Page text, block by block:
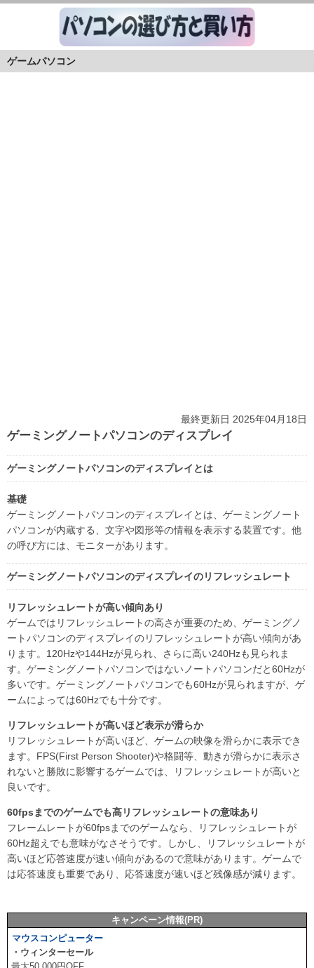
ゲームパソコン
最終更新日 2025年04月18日
ゲーミングノートパソコンのディスプレイ
ゲーミングノートパソコンのディスプレイとは
基礎
ゲーミングノートパソコンのディスプレイとは、ゲーミングノート
パソコンが内蔵する、文字や図形等の情報を表示する装置です。他
の呼び方には、モニターがあります。
ゲーミングノートパソコンのディスプレイのリフレッシュレート
リフレッシュレートが高い傾向あり
ゲームではリフレッシュレートの高さが重要のため、ゲーミングノ
ートパソコンのディスプレイのリフレッシュレートが高い傾向があ
ります。120Hzや144Hzが見られ、さらに高い240Hzも見られま
す。ゲーミングノートパソコンではないノートパソコンだと60Hzが
多いです。ゲーミングノートパソコンでも60Hzが見られますが、ゲ
ームによっては60Hzでも十分です。
リフレッシュレートが高いほど表示が滑らか
リフレッシュレートが高いほど、ゲームの映像を滑らかに表示でき
ます。FPS(First Person Shooter)や格闘等、動きが滑らかに表示さ
れないと勝敗に影響するゲームでは、リフレッシュレートが高いと
良いです。
60fpsまでのゲームでも高リフレッシュレートの意味あり
フレームレートが60fpsまでのゲームなら、リフレッシュレートが
60Hz超えでも意味がなさそうです。しかし、リフレッシュレートが
高いほど応答速度が速い傾向があるので意味があります。ゲームで
は応答速度も重要であり、応答速度が速いほど残像感が減ります。
キャンペーン情報(PR)
マウスコンピューター
・ウィンターセール